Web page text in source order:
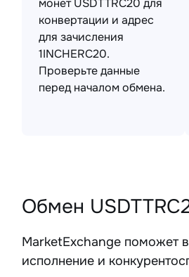
монет USDTTRC20 для
конвертации и адрес
для зачисления
1INCHERC20.
Проверьте данные
перед началом обмена.
Обмен
MarketExchange поможет
исполнение и